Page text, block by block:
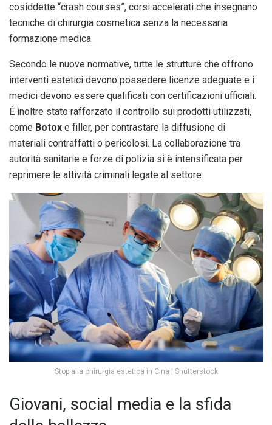
cosiddette “crash courses”, corsi accelerati che insegnano
tecniche di chirurgia cosmetica senza la necessaria
formazione medica.
Secondo le nuove normative, tutte le strutture che offrono
interventi estetici devono possedere licenze adeguate e i
medici devono essere qualificati con certificazioni ufficiali.
È inoltre stato rafforzato il controllo sui prodotti utilizzati,
come Botox e filler, per contrastare la diffusione di
materiali contraffatti o pericolosi. La collaborazione tra
autorità sanitarie e forze di polizia si è intensificata per
reprimere le attività criminali legate al settore.
Stop alla chirurgia estetica in Cina | Shutterstock
Giovani, social media e la sfida